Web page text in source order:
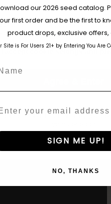
Diesel
Dream
Are You Aged 18 Or
content and products of our
of legal age.Please see
I accept cookie settings and
AGREE & ENTER, you
our 2026 seed catalog.
first order and be the first to
product drops, exclusive
Site is For Users 21+ by Entering You Are
SIGN ME UP!
NO, THANKS